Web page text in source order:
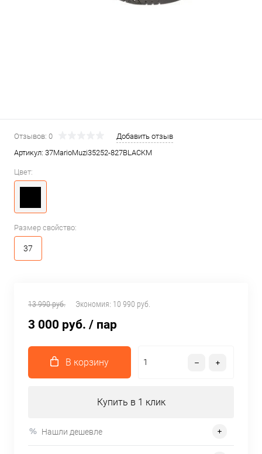
Отзывов: 0
Добавить отзыв
Артикул: 37MarioMuzi35252-827BLACKM
Цвет:
Размер свойство:
37
13 990 руб. Экономия: 10 990 руб.
3 000 руб. / пар
В корзину
Купить в 1 клик
Нашли дешевле